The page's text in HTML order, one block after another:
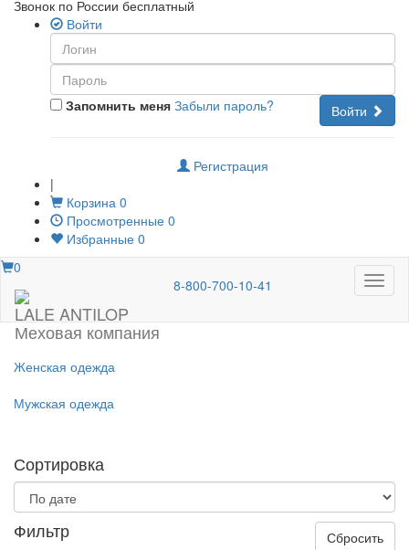
Звонок по России бесплатный
Войти
Запомнить меня Войти
Забыли пароль?
Регистрация
|
Корзина 0
Просмотренные 0
Избранные 0
Меню
0
LALE ANTILOP
Меховая компания
8-800-700-10-41
Женская одежда
Мужская одежда
Сортировка
Фильтр
Сбросить